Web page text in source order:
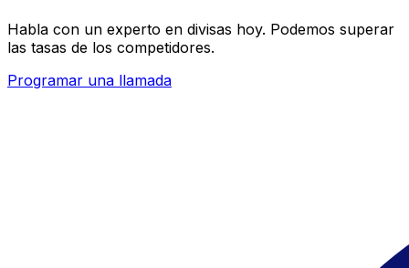
Habla con un experto en divisas hoy. Podemos superar
las tasas de los competidores.
Programar una llamada